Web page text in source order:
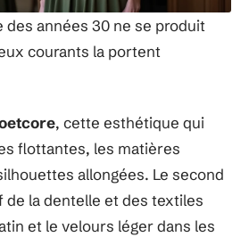
des années 30 ne se produit
courants la portent
, cette esthétique qui
flottantes, les matières
allongées. Le second
la dentelle et des textiles
et le velours léger dans les